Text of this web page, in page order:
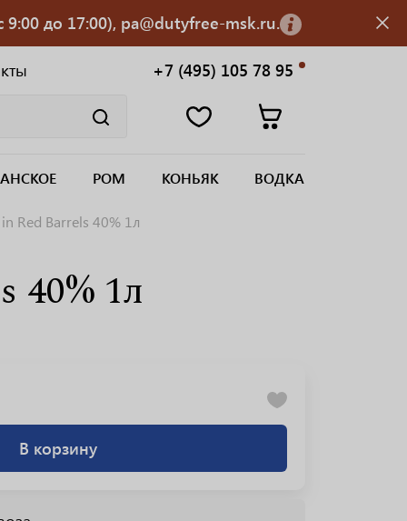
9:00 до 17:00), pa@dutyfree-msk.ru.
+7 (495) 105 78 95
РОМ КОНЬЯК ВОДКА
Red Barrels 40% 1л
40% 1л
В корзину